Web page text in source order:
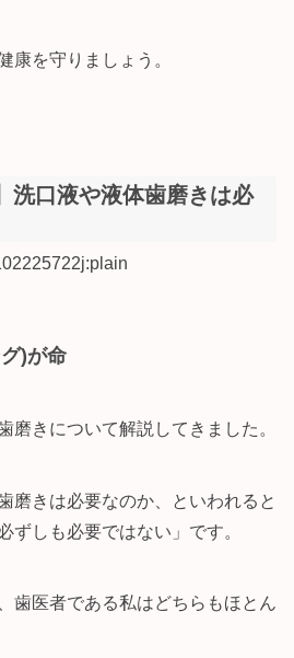
康を守りましょう。
洗口液や液体歯磨きは必
)が命
磨きについて解説してきました。
磨きは必要なのか、といわれると
ずしも必要ではない」です。
歯医者である私はどちらもほとん